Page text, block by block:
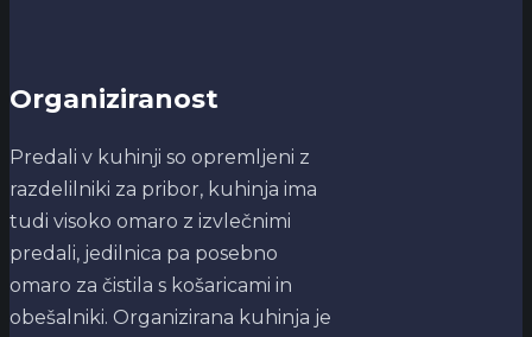
Organiziranost
Predali v kuhinji so opremljeni z
razdelilniki za pribor, kuhinja ima
tudi visoko omaro z izvlečnimi
predali, jedilnica pa posebno
omaro za čistila s košaricami in
obešalniki. Organizirana kuhinja je